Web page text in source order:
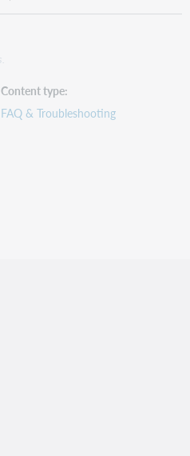
Content type
FAQ & Troubleshooting